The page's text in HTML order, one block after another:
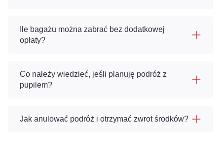
Ile bagażu można zabrać bez dodatkowej
opłaty?
Co należy wiedzieć, jeśli planuję podróż z
pupilem?
Jak anulować podróż i otrzymać zwrot środków?